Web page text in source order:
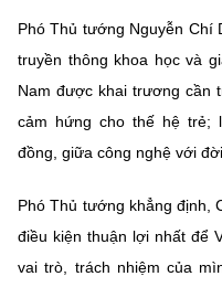
Phó Thủ tướng Nguyễn Chí
truyền thông khoa học và
Nam được khai trương cần
cảm hứng cho thế hệ trẻ;
đồng, giữa công nghệ với đời
Phó Thủ tướng khẳng định,
điều kiện thuận lợi nhất để
vai trò, trách nhiệm của